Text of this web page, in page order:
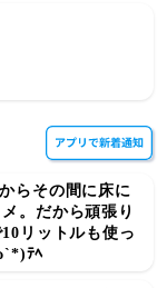
らその間に床に
。だから頑張り
リットルも使っ
ﾃﾍ